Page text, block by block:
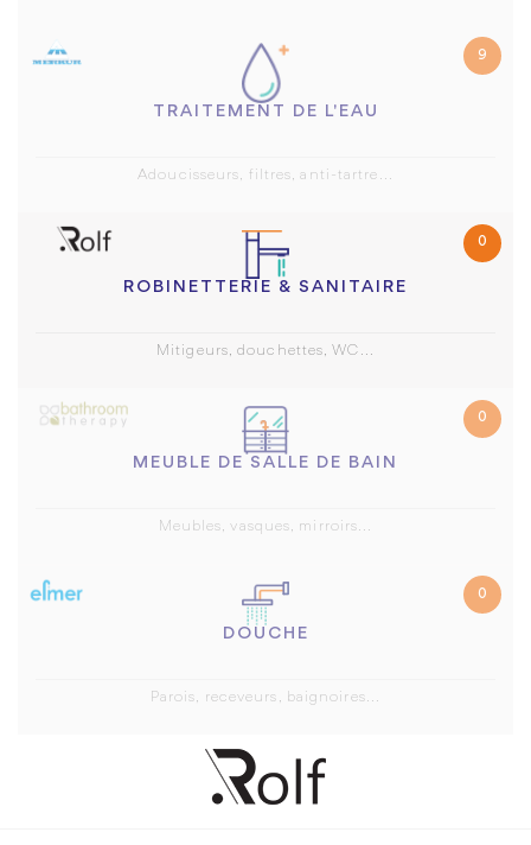
9
TRAITEMENT DE L'EAU
Adoucisseurs, filtres, anti-tartre...
0
ROBINETTERIE & SANITAIRE
Mitigeurs, douchettes, WC...
0
MEUBLE DE SALLE DE BAIN
Meubles, vasques, mirroirs...
0
DOUCHE
Parois, receveurs, baignoires...